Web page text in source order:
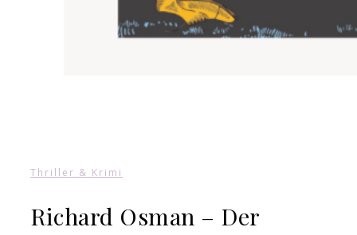
Thriller & Krimi
Richard Osman – Der